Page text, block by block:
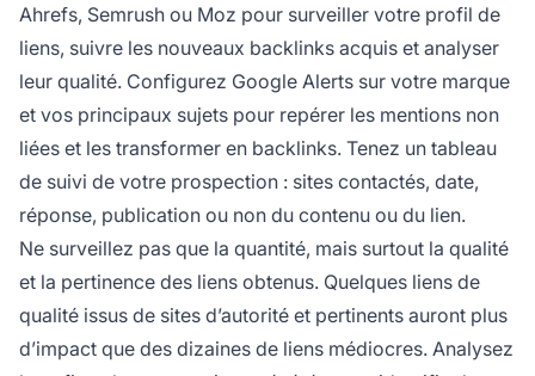
Ahrefs, Semrush ou Moz pour surveiller votre profil de
liens, suivre les nouveaux backlinks acquis et analyser
leur qualité. Configurez Google Alerts sur votre marque
et vos principaux sujets pour repérer les mentions non
liées et les transformer en backlinks. Tenez un tableau
de suivi de votre prospection : sites contactés, date,
réponse, publication ou non du contenu ou du lien.
Ne surveillez pas que la quantité, mais surtout la qualité
et la pertinence des liens obtenus. Quelques liens de
qualité issus de sites d’autorité et pertinents auront plus
d’impact que des dizaines de liens médiocres. Analysez